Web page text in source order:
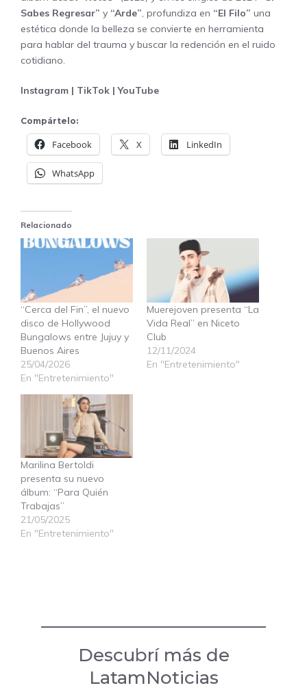
Sabes Regresar” y “Arde”, profundiza en “El Filo” una
estética donde la belleza se convierte en herramienta
para hablar del trauma y buscar la redención en el ruido
cotidiano.
Instagram | TikTok |YouTube
Compártelo:
Facebook X LinkedIn
WhatsApp
Relacionado
“Cerca del Fin”, el nuevo
disco de Hollywood
Bungalows entre Jujuy y
Buenos Aires
25/04/2026
En "Entretenimiento"
Muerejoven presenta “La
Vida Real” en Niceto
Club
12/11/2024
En "Entretenimiento"
Marilina Bertoldi
presenta su nuevo
álbum: “Para Quién
Trabajas”
21/05/2025
En "Entretenimiento"
Descubrí más de
LatamNoticias